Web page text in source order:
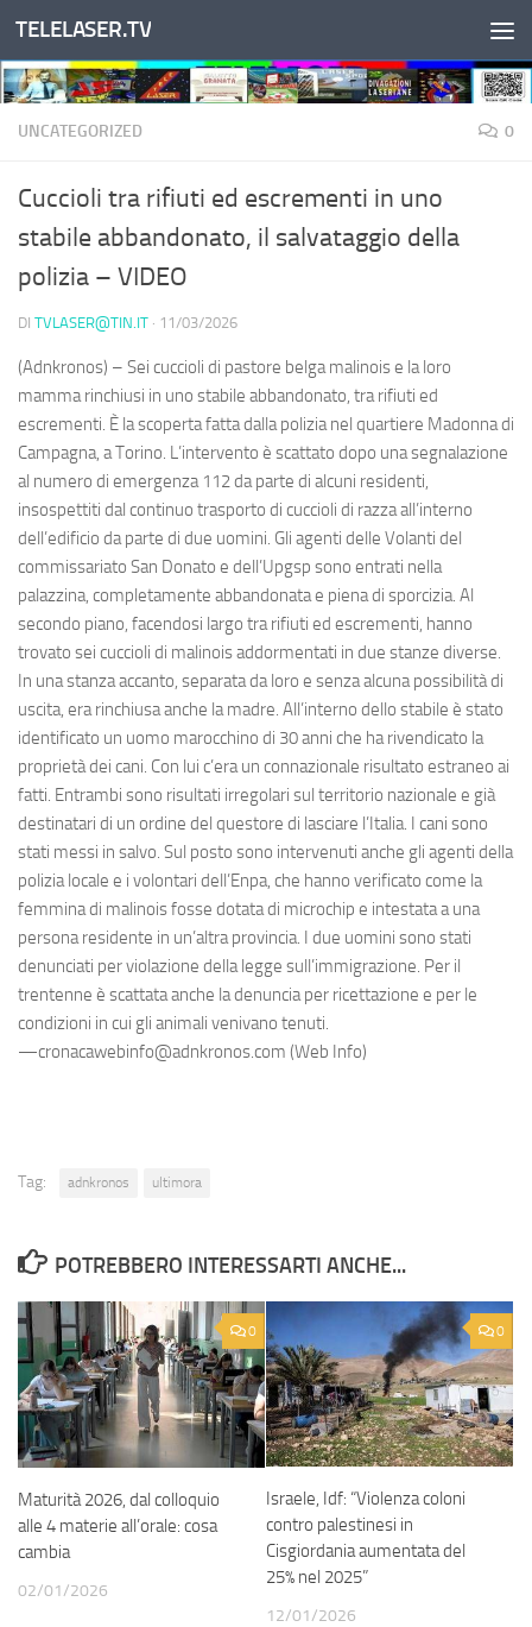
Salta al contenuto
TELELASER.TV
UNCATEGORIZED 0
Cuccioli tra rifiuti ed escrementi in uno
stabile abbandonato, il salvataggio della
polizia – VIDEO
DI TVLASER@TIN.IT · 11/03/2026
(Adnkronos) – Sei cuccioli di pastore belga malinois e la loro
mamma rinchiusi in uno stabile abbandonato, tra rifiuti ed
escrementi. È la scoperta fatta dalla polizia nel quartiere Madonna di
Campagna, a Torino. L’intervento è scattato dopo una segnalazione
al numero di emergenza 112 da parte di alcuni residenti,
insospettiti dal continuo trasporto di cuccioli di razza all’interno
dell’edificio da parte di due uomini. Gli agenti delle Volanti del
commissariato San Donato e dell’Upgsp sono entrati nella
palazzina, completamente abbandonata e piena di sporcizia. Al
secondo piano, facendosi largo tra rifiuti ed escrementi, hanno
trovato sei cuccioli di malinois addormentati in due stanze diverse.
In una stanza accanto, separata da loro e senza alcuna possibilità di
uscita, era rinchiusa anche la madre. All’interno dello stabile è stato
identificato un uomo marocchino di 30 anni che ha rivendicato la
proprietà dei cani. Con lui c’era un connazionale risultato estraneo ai
fatti. Entrambi sono risultati irregolari sul territorio nazionale e già
destinatari di un ordine del questore di lasciare l’Italia. I cani sono
stati messi in salvo. Sul posto sono intervenuti anche gli agenti della
polizia locale e i volontari dell’Enpa, che hanno verificato come la
femmina di malinois fosse dotata di microchip e intestata a una
persona residente in un’altra provincia. I due uomini sono stati
denunciati per violazione della legge sull’immigrazione. Per il
trentenne è scattata anche la denuncia per ricettazione e per le
condizioni in cui gli animali venivano tenuti.
—cronacawebinfo@adnkronos.com (Web Info)
Tag: adnkronos ultimora
POTREBBERO INTERESSARTI ANCHE...
0
Maturità 2026, dal colloquio
alle 4 materie all’orale: cosa
cambia
02/01/2026
0
Israele, Idf: “Violenza coloni
contro palestinesi in
Cisgiordania aumentata del
25% nel 2025”
12/01/2026